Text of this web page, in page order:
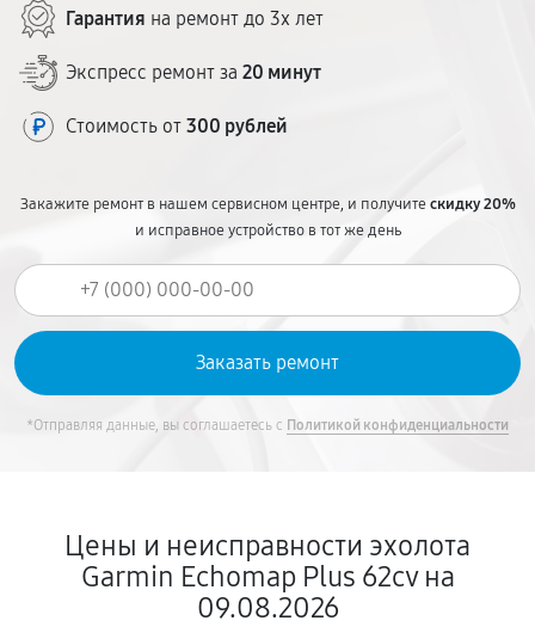
Гарантия на ремонт до 3х лет
Экспресс ремонт за 20 минут
Стоимость от 300 рублей
Закажите ремонт в нашем сервисном центре, и получитескидку 20%
и исправное устройство в тот же день
*Отправляя данные, вы соглашаетесь с Политикой конфиденциальности
Цены и неисправности эхолота
Garmin Echomap Plus 62cv на
09.08.2026